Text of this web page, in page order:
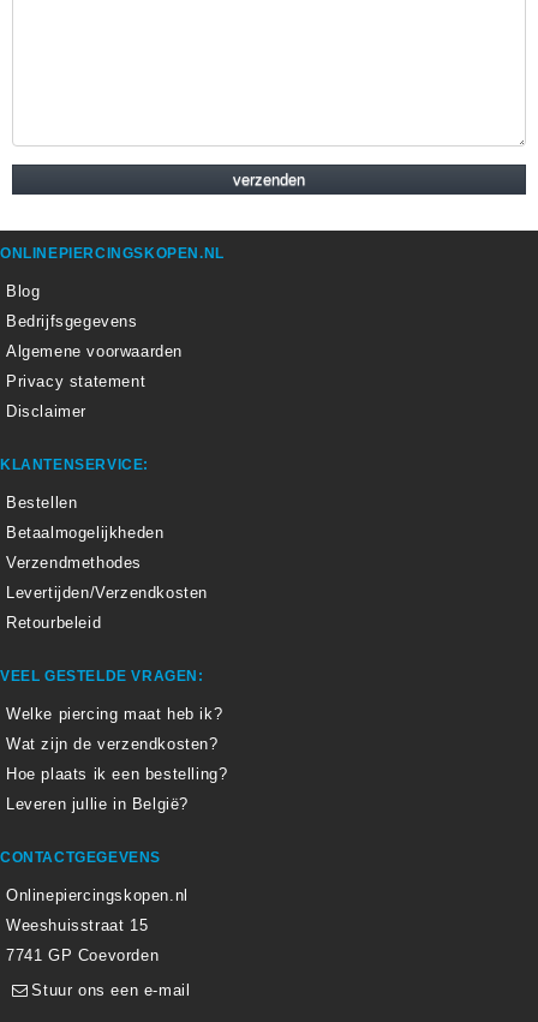
ONLINEPIERCINGSKOPEN.NL
Blog
Bedrijfsgegevens
Algemene voorwaarden
Privacy statement
Disclaimer
KLANTENSERVICE:
Bestellen
Betaalmogelijkheden
Verzendmethodes
Levertijden/Verzendkosten
Retourbeleid
VEEL GESTELDE VRAGEN:
Welke piercing maat heb ik?
Wat zijn de verzendkosten?
Hoe plaats ik een bestelling?
Leveren jullie in België?
CONTACTGEGEVENS
Onlinepiercingskopen.nl
Weeshuisstraat 15
7741 GP Coevorden
Stuur ons een e-mail